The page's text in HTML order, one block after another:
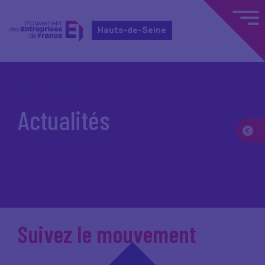
Hauts-de-Seine
Actualités
Suivez le mouvement